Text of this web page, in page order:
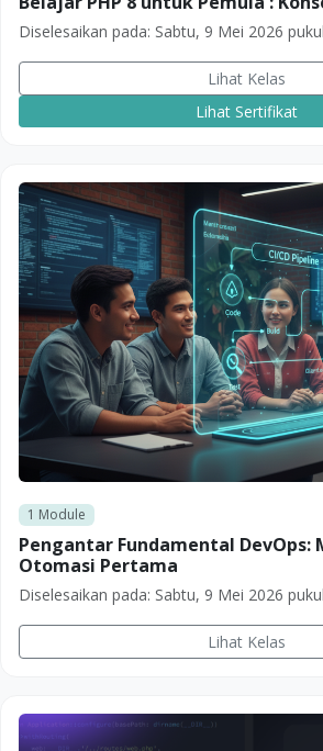
Diselesaikan pada: Sabtu, 9 Mei 2026
Lihat Kelas
Lihat Sertifikat
1 Module
Pengantar Fundamental DevOps:
Otomasi Pertama
Diselesaikan pada: Sabtu, 9 Mei 2026
Lihat Kelas